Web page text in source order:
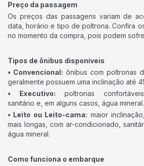
Preço da passagem
Os preços das passagens variam de
data, horário e tipo de poltrona. Confira
no momento da compra, pois podem
Tipos de ônibus disponíveis
• Convencional: ônibus com poltronas
geralmente possuem uma inclinação até
• Executivo: poltronas
sanitário e, em alguns casos, água mineral.
• Leito ou Leito-cama: maior
mais longas, com ar-condicionado,
água mineral.
Como funciona o embarque